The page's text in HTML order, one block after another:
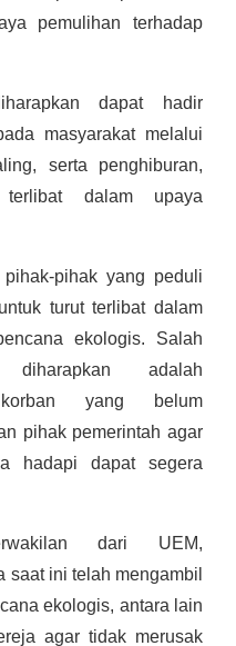
pemulihan terhadap
dapat hadir
masyarakat melalui
serta penghiburan,
terlibat dalam upaya
pihak yang peduli
turut terlibat dalam
ekologis. Salah
adalah
yang belum
pihak pemerintah agar
hadapi dapat segera
dari UEM,
saat ini telah mengambil
ekologis, antara lain
agar tidak merusak